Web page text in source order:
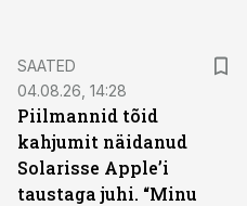
SAATED
04.08.26, 14:28
Piilmannid tõid
kahjumit näidanud
Solarisse Apple’i
taustaga juhi. “Minu